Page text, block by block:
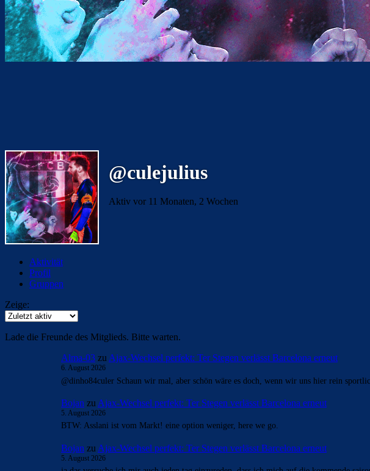
@culejulius
Aktiv vor 11 Monaten, 2 Wochen
Aktivität
Profil
Gruppen
Zeige:
Lade die Freunde des Mitglieds. Bitte warten.
Alma-03 zuAjax-Wechsel perfekt: Ter Stegen verlässt Barcelona erneut
6. August 2026
@dinho84culer Schaun wir mal, aber schön wäre es doch, wenn wir uns hier rein
Bojan zu Ajax-Wechsel perfekt: Ter Stegen verlässt Barcelona erneut
5. August 2026
BTW: Asslani ist vom Markt! eine option weniger, here we go.
Bojan zu Ajax-Wechsel perfekt: Ter Stegen verlässt Barcelona erneut
5. August 2026